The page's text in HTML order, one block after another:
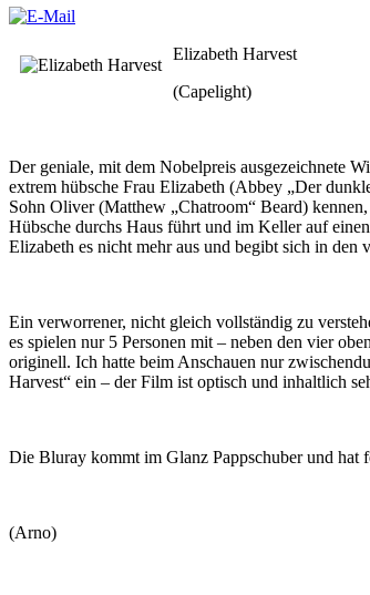
Elizabeth Harvest
(Capelight)
Der geniale, mit dem Nobelpreis ausgezeichnete
extrem hübsche Frau Elizabeth (Abbey „Der
Sohn Oliver (Matthew „Chatroom“ Beard)
Hübsche durchs Haus führt und im Keller auf
Elizabeth es nicht mehr aus und begibt sich in
Ein verworrener, nicht gleich vollständig zu
es spielen nur 5 Personen mit – neben den vier
originell. Ich hatte beim Anschauen nur
Harvest“ ein – der Film ist optisch und inhaltlich
Die Bluray kommt im Glanz Pappschuber und
(Arno)